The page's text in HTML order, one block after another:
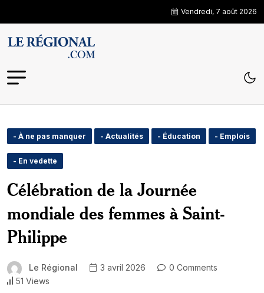
Vendredi, 7 août 2026
- À ne pas manquer - Actualités - Éducation - Emplois
- En vedette
Célébration de la Journée
mondiale des femmes à Saint-
Philippe
Le Régional 3 avril 2026
0 Comments
51 Views